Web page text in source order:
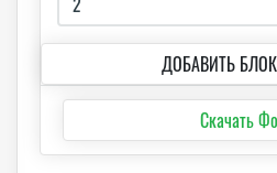
ДОБАВИТЬ
Скачать